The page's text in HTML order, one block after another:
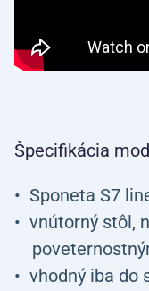
Špecifikácia
Sponeta S7
vnútorný stôl,
vhodný iba do